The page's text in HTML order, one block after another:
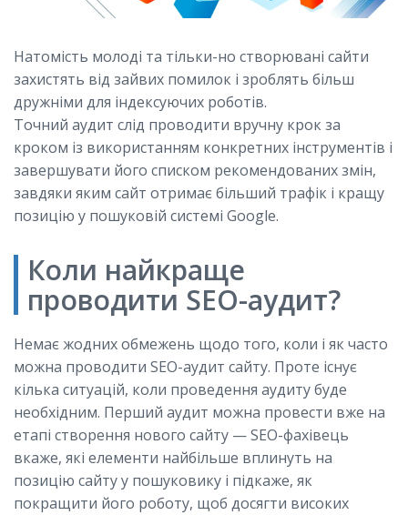
Натомість молоді та тільки-но створювані сайти
захистять від зайвих помилок і зроблять більш
дружніми для індексуючих роботів.
Точний аудит слід проводити вручну крок за
кроком із використанням конкретних інструментів і
завершувати його списком рекомендованих змін,
завдяки яким сайт отримає більший трафік і кращу
позицію у пошуковій системі Google.
Коли найкраще
проводити SEO-аудит?
Немає жодних обмежень щодо того, коли і як часто
можна проводити SEO-аудит сайту. Проте існує
кілька ситуацій, коли проведення аудиту буде
необхідним. Перший аудит можна провести вже на
етапі створення нового сайту — SEO-фахівець
вкаже, які елементи найбільше вплинуть на
позицію сайту у пошуковику і підкаже, як
покращити його роботу, щоб досягти високих